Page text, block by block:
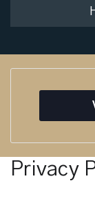
Privacy